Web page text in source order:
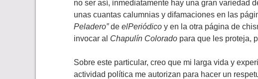
no ser así, inmediatamente hay una gran variedad
unas cuantas calumnias y difamaciones en las
Peladero”de elPeriódico y en la otra página de
invocar al Chapulín Colorado para que les proteja,
Sobre este particular, creo que mi larga vida y
actividad política me autorizan para hacer un